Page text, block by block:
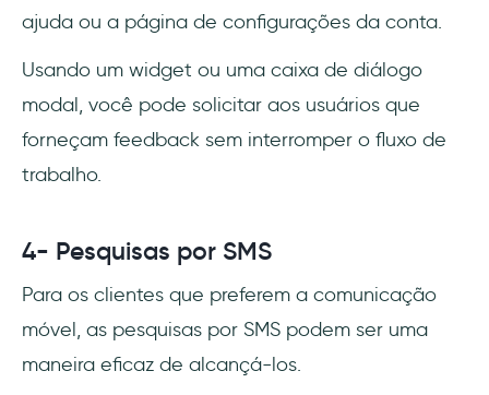
ajuda ou a página de configurações da conta.
Usando um widget ou uma caixa de diálogo
modal, você pode solicitar aos usuários que
forneçam feedback sem interromper o fluxo de
trabalho.
4- Pesquisas por SMS
Para os clientes que preferem a comunicação
móvel, as pesquisas por SMS podem ser uma
maneira eficaz de alcançá-los.